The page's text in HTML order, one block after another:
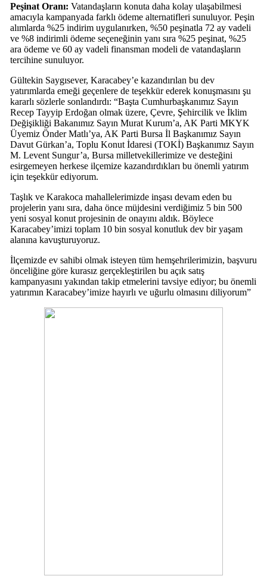
Peşinat Oranı: Vatandaşların konuta daha kolay ulaşabilmesi
amacıyla kampanyada farklı ödeme alternatifleri sunuluyor. Peşin
alımlarda %25 indirim uygulanırken, %50 peşinatla 72 ay vadeli
ve %8 indirimli ödeme seçeneğinin yanı sıra %25 peşinat, %25
ara ödeme ve 60 ay vadeli finansman modeli de vatandaşların
tercihine sunuluyor.
Gültekin Saygısever, Karacabey’e kazandırılan bu dev
yatırımlarda emeği geçenlere de teşekkür ederek konuşmasını şu
kararlı sözlerle sonlandırdı: “Başta Cumhurbaşkanımız Sayın
Recep Tayyip Erdoğan olmak üzere, Çevre, Şehircilik ve İklim
Değişikliği Bakanımız Sayın Murat Kurum’a, AK Parti MKYK
Üyemiz Önder Matlı’ya, AK Parti Bursa İl Başkanımız Sayın
Davut Gürkan’a, Toplu Konut İdaresi (TOKİ) Başkanımız Sayın
M. Levent Sungur’a, Bursa milletvekillerimize ve desteğini
esirgemeyen herkese ilçemize kazandırdıkları bu önemli yatırım
için teşekkür ediyorum.
Taşlık ve Karakoca mahallelerimizde inşası devam eden bu
projelerin yanı sıra, daha önce müjdesini verdiğimiz 5 bin 500
yeni sosyal konut projesinin de onayını aldık. Böylece
Karacabey’imizi toplam 10 bin sosyal konutluk dev bir yaşam
alanına kavuşturuyoruz.
İlçemizde ev sahibi olmak isteyen tüm hemşehrilerimizin, başvuru
önceliğine göre kurasız gerçekleştirilen bu açık satış
kampanyasını yakından takip etmelerini tavsiye ediyor; bu önemli
yatırımın Karacabey’imize hayırlı ve uğurlu olmasını diliyorum”